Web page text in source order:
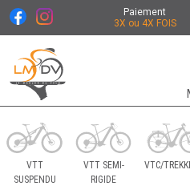
Paiement
3X ou 4X FOIS
Le Marché du Vélo Votre
VTT
SUSPENDU
VTT SEMI-
RIGIDE
VTC/